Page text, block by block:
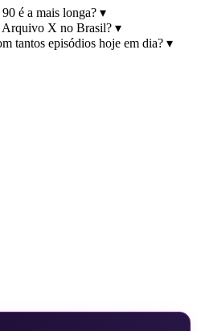
é a mais longa? ▾
Arquivo X no Brasil? ▾
tantos episódios hoje em dia? ▾